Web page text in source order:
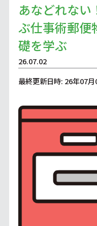
あなどれない
ぶ仕事術郵便
礎を学ぶ
26.07.02
最終更新日時: 26年07